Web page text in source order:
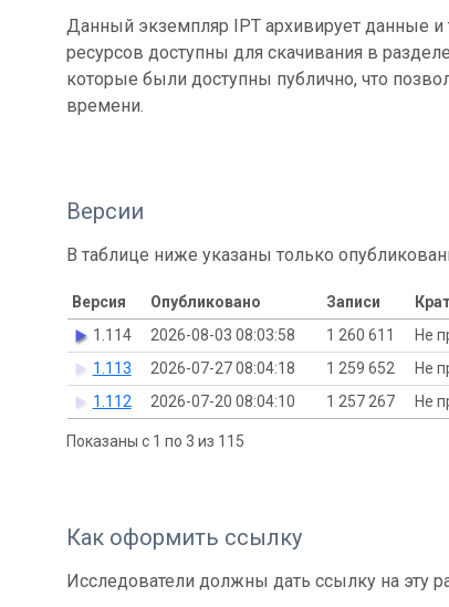
Данный экземпляр IPT архивирует данные
ресурсов доступны для скачивания в
которые были доступны публично, что
времени.
Версии
В таблице ниже указаны только
Версия Опубликовано Записи
1.114
2026-08-03 08:03:58 1 260 611
Не
1.113
2026-07-27 08:04:18 1 259 652
Не
1.112
2026-07-20 08:04:10 1 257 267 Не
Показаны с 1 по 3 из 115
Как оформить ссылку
Исследователи должны дать ссылку на эту